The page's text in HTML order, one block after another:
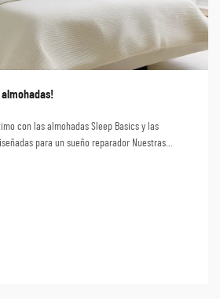
almohadas!
con las almohadas Sleep Basics y las
para un sueño reparador Nuestras